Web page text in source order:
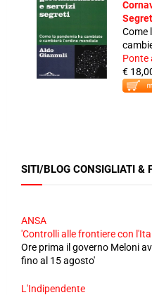
Come
Ponte
€
SITI/BLOG CONSIGLIATI &
ANSA
'Controlli alle frontiere con
Ore prima il governo Meloni
fino al 15 agosto'
L'Indipendente